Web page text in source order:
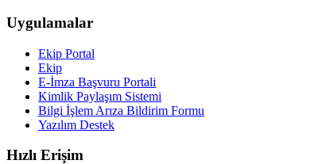
Uygulamalar
Ekip Portal
Ekip
E-İmza Başvuru Portali
Kimlik Paylaşım Sistemi
Bilgi İşlem Arıza Bildirim Formu
Yazılım Destek
Hızlı Erişim